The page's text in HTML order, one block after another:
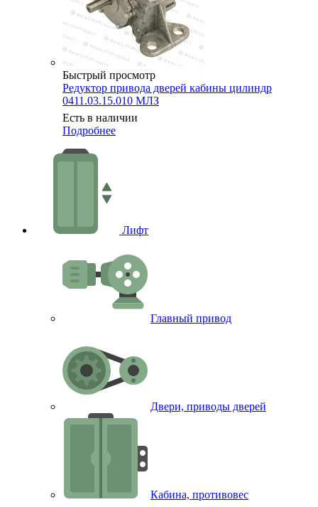
Быстрый просмотр
Редуктор привода дверей кабины цилиндр
0411.03.15.010 МЛЗ
Есть в наличии
Подробнее
Лифт
Главный привод
Двери, приводы дверей
Кабина, противовес